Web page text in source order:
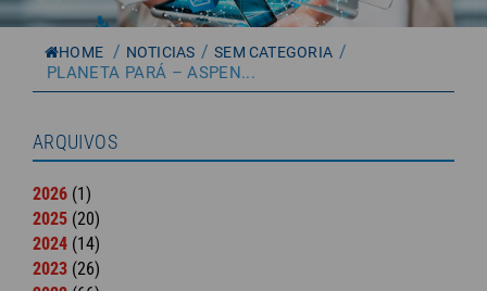
HOME / NOTICIAS / SEM CATEGORIA /
PLANETA PARÁ – ASPEN...
ARQUIVOS
2026 (1)
2025 (20)
2024 (14)
2023 (26)